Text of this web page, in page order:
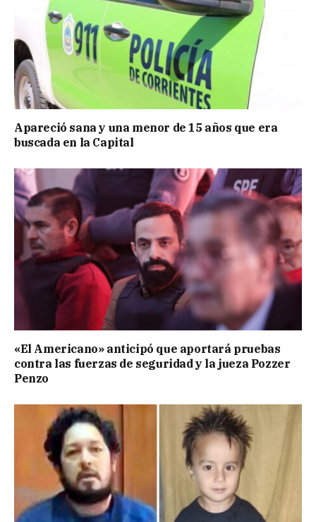
Apareció sana y una menor de 15 años que era
buscada en la Capital
«El Americano» anticipó que aportará pruebas
contra las fuerzas de seguridad y la jueza Pozzer
Penzo